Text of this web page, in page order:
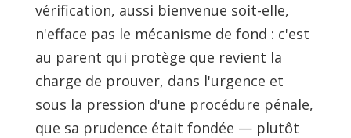
vérification, aussi bienvenue soit-elle,
n'efface pas le mécanisme de fond : c'est
au parent qui protège que revient la
charge de prouver, dans l'urgence et
sous la pression d'une procédure pénale,
que sa prudence était fondée — plutôt